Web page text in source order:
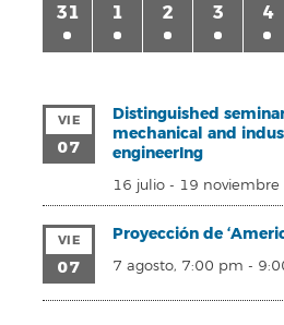
31 1 2 3 4
VIE
07
Distinguished
mechanical and
engineerIng
16 julio - 19 noviembre
VIE
07
Proyección de
7 agosto, 7:00 pm -